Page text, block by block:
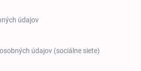
údajov
údajov (sociálne siete)